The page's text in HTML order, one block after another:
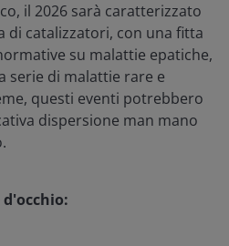
il 2026 sarà caratterizzato
di catalizzatori, con una fitta
su malattie epatiche,
serie di malattie rare e
questi eventi potrebbero
dispersione man mano